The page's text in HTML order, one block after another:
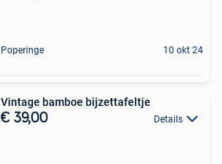
Poperinge 10 okt 24
Vintage bamboe bijzettafeltje
€ 39,00 Details